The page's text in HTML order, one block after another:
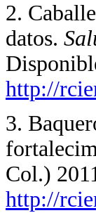
2.
datos.
http://
3.
Col.)
http://